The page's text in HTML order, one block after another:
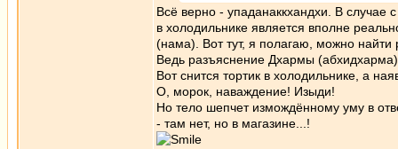
Всё верно - упаданаккхандхи. В случае
в холодильнике является вполне
(нама). Вот тут, я полагаю, можно найти
Ведь разъяснение Дхармы
Вот снится тортик в холодильнике, а
О, морок, наваждение! Изыди!
Но тело шепчет измождённому уму в
- там нет, но в магазине...!